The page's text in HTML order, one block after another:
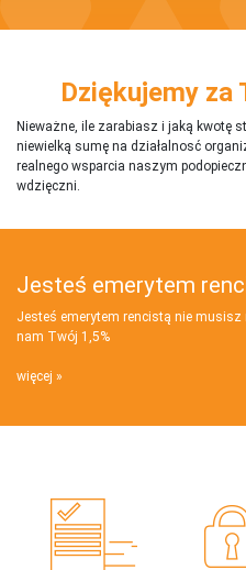
Dziękujemy za
Nieważne, ile zarabiasz i jaką kwotę
niewielką sumę na działalnosć
realnego wsparcia naszym
wdzięczni.
Jesteś emerytem
Jesteś emerytem rencistą nie musisz
nam Twój 1,5%
więcej